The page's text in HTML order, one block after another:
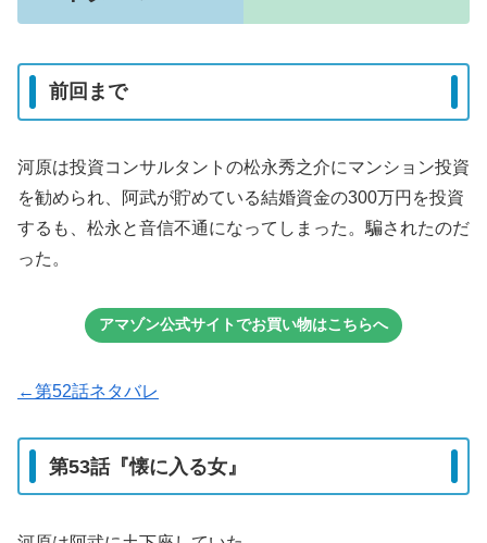
前回まで
河原は投資コンサルタントの松永秀之介にマンション投資
を勧められ、阿武が貯めている結婚資金の300万円を投資
するも、松永と音信不通になってしまった。騙されたのだ
った。
アマゾン公式サイトでお買い物はこちらへ
←第52話ネタバレ
第53話『懐に入る女』